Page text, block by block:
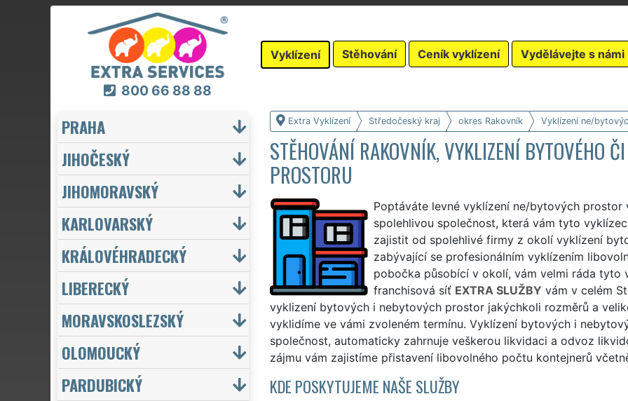
800 66 88 88
Vyklízení Stěhování Ceník vyklízení Vydělávejte s námi
Extra Vyklízení Středočeský kraj okres Rakovník Vyklízení ne/
STĚHOVÁNÍ RAKOVNÍK, VYKLIZENÍ BYTOVÉHO
PROSTORU
Poptáváte levné vyklízení ne/bytových prostor
spolehlivou společnost, která vám tyto
zajistit od spolehlivé firmy z okolí vyklízení
zabývající se profesionálním vyklízením
pobočka působící v okolí, vám velmi ráda tyto
franchisová síť EXTRA SLUŽBY vám v celém
vyklizení bytových i nebytových prostor jakýchkoli rozměrů a
vyklidíme ve vámi zvoleném termínu. Vyklízení bytových i
společnost, automaticky zahrnuje veškerou likvidaci a odvoz
zájmu vám zajistíme přistavení libovolného počtu kontejnerů
KDE POSKYTUJEME NAŠE SLUŽBY
PRAHA
JIHOČESKÝ
JIHOMORAVSKÝ
KARLOVARSKÝ
KRÁLOVÉHRADECKÝ
LIBERECKÝ
MORAVSKOSLEZSKÝ
OLOMOUCKÝ
PARDUBICKÝ